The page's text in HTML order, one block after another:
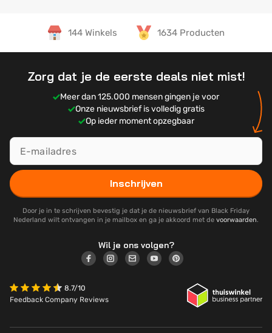
144 Winkels 1634 Producten
Zorg dat je de eerste deals niet mist!
Meer dan 125.000 mensen gingen je voor
Onze nieuwsbrief is volledig gratis
Op ieder moment opzegbaar
Inschrijven
Door je in te schrijven bevestig je dat je de nieuwsbrief van Black Friday
Nederland wilt ontvangen in je mailbox en ga je akkoord met de voorwaarden.
Wil je ons volgen?
8.7/10
Feedback Company Reviews